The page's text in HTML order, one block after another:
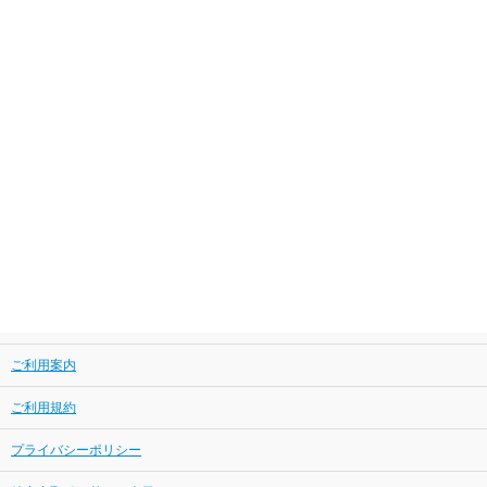
ご利用案内
ご利用規約
プライバシーポリシー